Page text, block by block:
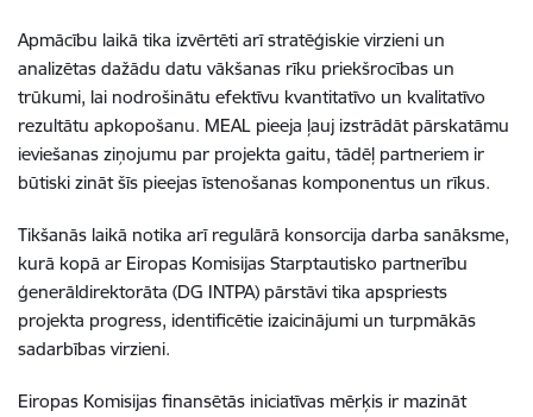
Apmācību laikā tika izvērtēti arī stratēģiskie virzieni un
analizētas dažādu datu vākšanas rīku priekšrocības un
trūkumi, lai nodrošinātu efektīvu kvantitatīvo un kvalitatīvo
rezultātu apkopošanu. MEAL pieeja ļauj izstrādāt pārskatāmu
ieviešanas ziņojumu par projekta gaitu, tādēļ partneriem ir
būtiski zināt šīs pieejas īstenošanas komponentus un rīkus.
Tikšanās laikā notika arī regulārā konsorcija darba sanāksme,
kurā kopā ar Eiropas Komisijas Starptautisko partnerību
ģenerāldirektorāta (DG INTPA) pārstāvi tika apspriests
projekta progress, identificētie izaicinājumi un turpmākās
sadarbības virzieni.
Eiropas Komisijas finansētās iniciatīvas mērķis ir mazināt